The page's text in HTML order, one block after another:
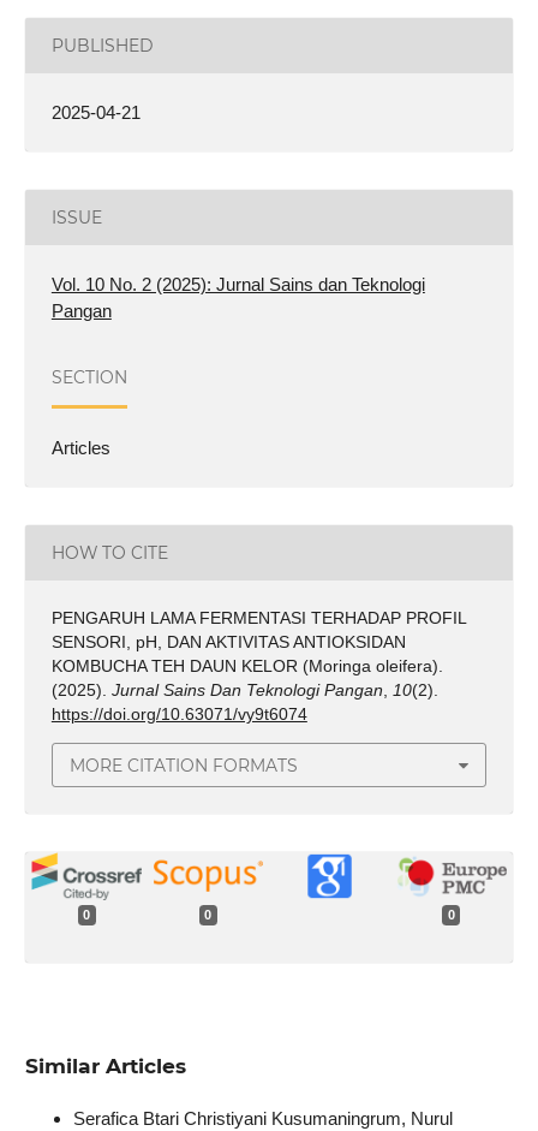
PUBLISHED
2025-04-21
ISSUE
Vol. 10 No. 2 (2025): Jurnal Sains dan Teknologi
Pangan
SECTION
Articles
HOW TO CITE
PENGARUH LAMA FERMENTASI TERHADAP PROFIL
SENSORI, pH, DAN AKTIVITAS ANTIOKSIDAN
KOMBUCHA TEH DAUN KELOR (Moringa oleifera).
(2025). Jurnal Sains Dan Teknologi Pangan, 10(2).
https://doi.org/10.63071/vy9t6074
MORE CITATION FORMATS
0 0 0
Similar Articles
Serafica Btari Christiyani Kusumaningrum, Nurul